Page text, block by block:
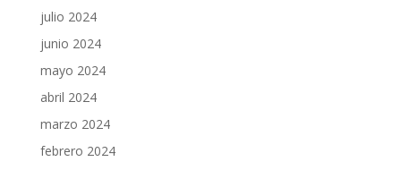
julio 2024
junio 2024
mayo 2024
abril 2024
marzo 2024
febrero 2024